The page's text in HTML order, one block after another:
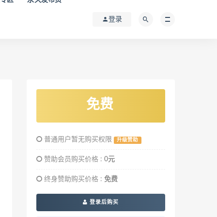
登录
免费
普通用户暂无购买权限 升级赞助
赞助会员购买价格 : 0元
终身赞助购买价格 : 免费
登录后购买